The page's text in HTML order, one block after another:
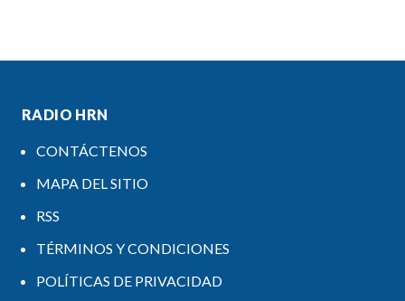
RADIO HRN
CONTÁCTENOS
MAPA DEL SITIO
RSS
TÉRMINOS Y CONDICIONES
POLÍTICAS DE PRIVACIDAD